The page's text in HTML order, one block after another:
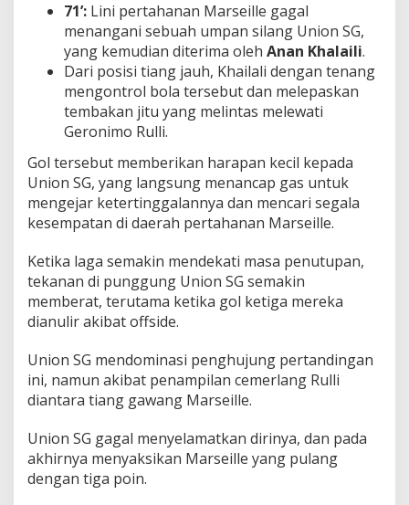
71’: Lini pertahanan Marseille gagal
menangani sebuah umpan silang Union SG,
yang kemudian diterima oleh Anan Khalaili.
Dari posisi tiang jauh, Khailali dengan tenang
mengontrol bola tersebut dan melepaskan
tembakan jitu yang melintas melewati
Geronimo Rulli.
Gol tersebut memberikan harapan kecil kepada
Union SG, yang langsung menancap gas untuk
mengejar ketertinggalannya dan mencari segala
kesempatan di daerah pertahanan Marseille.
Ketika laga semakin mendekati masa penutupan,
tekanan di punggung Union SG semakin
memberat, terutama ketika gol ketiga mereka
dianulir akibat offside.
Union SG mendominasi penghujung pertandingan
ini, namun akibat penampilan cemerlang Rulli
diantara tiang gawang Marseille.
Union SG gagal menyelamatkan dirinya, dan pada
akhirnya menyaksikan Marseille yang pulang
dengan tiga poin.